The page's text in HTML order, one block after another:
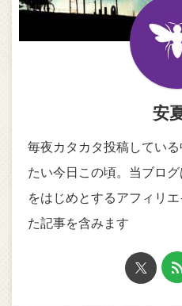
安
毎夜カタカタ投稿してい
たい今日この頃。当ブロ
をはじめとするアフィリ
た記事を含みます